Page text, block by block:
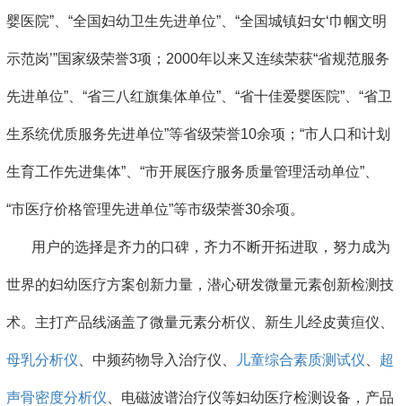
婴医院”、“全国妇幼卫生先进单位”、“全国城镇妇女‘巾帼文明
示范岗’”国家级荣誉3项；2000年以来又连续荣获“省规范服务
先进单位”、“省三八红旗集体单位”、“省十佳爱婴医院”、“省卫
生系统优质服务先进单位”等省级荣誉10余项；“市人口和计划
生育工作先进集体”、“市开展医疗服务质量管理活动单位”、
“市医疗价格管理先进单位”等市级荣誉30余项。
用户的选择是齐力的口碑，齐力不断开拓进取，努力成为
世界的妇幼医疗方案创新力量，潜心研发微量元素创新检测技
术。主打产品线涵盖了微量元素分析仪、新生儿经皮黄疸仪、
母乳分析仪 、中频药物导入治疗仪、 儿童综合素质测试仪 超
声骨密度分析仪 、电磁波谱治疗仪等妇幼医疗检测设备，产品